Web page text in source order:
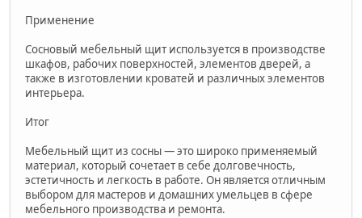
Применение
Сосновый мебельный щит используется в производстве
шкафов, рабочих поверхностей, элементов дверей, а
также в изготовлении кроватей и различных элементов
интерьера.
Итог
Мебельный щит из сосны — это широко применяемый
материал, который сочетает в себе долговечность,
эстетичность и легкость в работе. Он является отличным
выбором для мастеров и домашних умельцев в сфере
мебельного производства и ремонта.